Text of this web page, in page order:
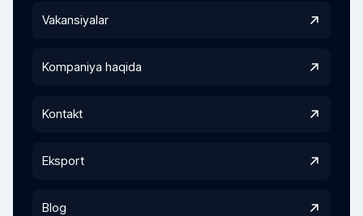
Vakansiyalar
Kompaniya haqida
Kontakt
Eksport
Blog